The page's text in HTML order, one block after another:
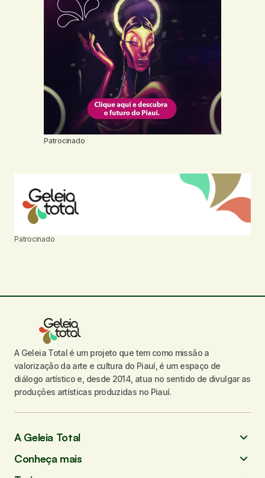
Patrocinado
Patrocinado
A Geleia Total é um projeto que tem como missão a
valorização da arte e cultura do Piauí, é um espaço de
diálogo artístico e, desde 2014, atua no sentido de divulgar as
produções artísticas produzidas no Piauí.
A Geleia Total
Conheça mais